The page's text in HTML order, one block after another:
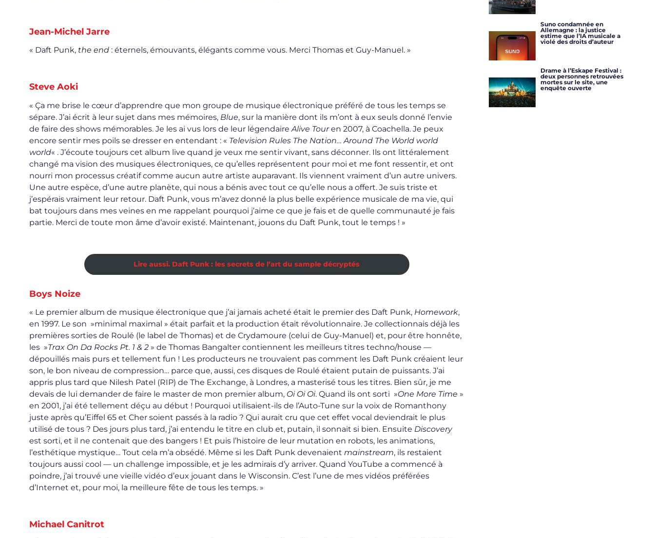
Jean-Michel Jarre
« Daft Punk, the end : éternels, émouvants, élégants comme vous. Merci Thomas et Guy-Manuel. »
Steve Aoki
« Ça me brise le cœur d’apprendre que mon groupe de musique électronique préféré de tous les temps se
sépare. J’ai écrit à leur sujet dans mes mémoires, Blue, sur la manière dont ils m’ont à eux seuls donné l’envie
de faire des shows mémorables. Je les ai vus lors de leur légendaireAlive Touren 2007, à Coachella. Je peux
encore sentir mes poils se dresser en entendant : « Television Rules The Nation… Around The World world
world« . J’écoute toujours cet album live quand je veux me sentir vivant, sans déconner. Ils ont littéralement
changé ma vision des musiques électroniques, ce qu’elles représentent pour moi et me font ressentir, et ont
nourri mon processus créatif comme aucun autre artiste auparavant. Ils viennent vraiment d’un autre univers.
Une autre espèce, d’une autre planète, qui nous a bénis avec tout ce qu’elle nous a offert. Je suis triste et
j’espérais vraiment leur retour. Daft Punk, vous m’avez donné la plus belle expérience musicale de ma vie, qui
bat toujours dans mes veines en me rappelant pourquoi j’aime ce que je fais et de quelle communauté je fais
partie. Merci de toute mon âme d’avoir existé. Maintenant, jouons du Daft Punk, tout le temps ! »
Lire aussi. Daft Punk : les secrets de l’art du sample décryptés
Boys Noize
« Le premier album de musique électronique que j’ai jamais acheté était le premier des Daft Punk, Homework,
en 1997. Le son »minimal maximal » était parfait et la production était révolutionnaire. Je collectionnais déjà les
premières sorties de Roulé (le label de Thomas) et de Crydamoure (celui de Guy-Manuel) et, pour être honnête,
les »Trax On Da Rocks Pt. 1 & 2 » de Thomas Bangalter contiennent les meilleurs titres techno/house —
dépouillés mais purs et tellement fun ! Les producteurs ne trouvaient pas comment les Daft Punk créaient leur
son, le bon niveau de compression… parce que, aussi, ces disques de Roulé étaient putain de puissants. J’ai
appris plus tard que Nilesh Patel (RIP) de The Exchange, à Londres, a masterisé tous les titres. Bien sûr, je me
devais de lui demander de faire le master de mon premier album, Oi Oi Oi. Quand ils ont sorti »One More Time »
en 2001, j’ai été tellement déçu au début ! Pourquoi utilisaient-ils de l’Auto-Tune sur la voix de Romanthony
juste après qu’Eiffel 65 et Cher soient passés à la radio ? Qui aurait cru que cet effet vocal deviendrait le plus
utilisé de tous ? Des jours plus tard, j’ai entendu le titre en club et, putain, il sonnait si bien. Ensuite Discovery
est sorti, et il ne contenait que des bangers ! Et puis l’histoire de leur mutation en robots, les animations,
l’esthétique mystique… Tout cela m’a obsédé. Même si les Daft Punk devenaient mainstream, ils restaient
toujours aussi cool — un challenge impossible, et je les admirais d’y arriver. Quand YouTube a commencé à
poindre, j’ai trouvé une vieille vidéo d’eux jouant dans le Wisconsin. C’est l’une de mes vidéos préférées
d’Internet et, pour moi, la meilleure fête de tous les temps. »
Michael Canitrot
Suno condamnée en
Allemagne : la justice
estime que l’IA musicale a
violé des droits d’auteur
Drame à l’Eskape Festival :
deux personnes retrouvées
mortes sur le site, une
enquête ouverte